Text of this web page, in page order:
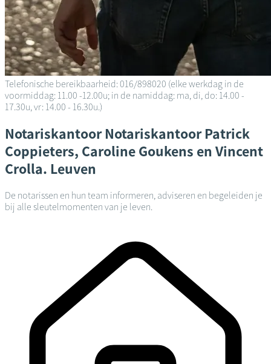
Telefonische bereikbaarheid: 016/898020 (elke werkdag in de
voormiddag: 11.00 -12.00u; in de namiddag: ma, di, do: 14.00 -
17.30u, vr: 14.00 - 16.30u.)
Notariskantoor Notariskantoor Patrick
Coppieters, Caroline Goukens en Vincent
Crolla. Leuven
De notarissen en hun team informeren, adviseren en begeleiden je
bij alle sleutelmomenten van je leven.